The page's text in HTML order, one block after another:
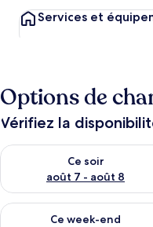
Services et
Options de
Vérifiez la
Ce soir
août 7 - août 8
Vérifier la disponibilité
Ce week-end
Vérifier la disponibilité